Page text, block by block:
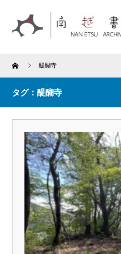
Home 醍醐寺
タグ：醍醐寺